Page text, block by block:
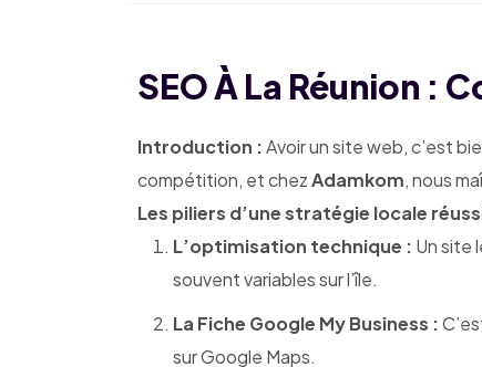
SEO À La Réunion :
Introduction :Avoir un site web, c’est
compétition, et chezAdamkom, nous
Les piliers d’une stratégie locale
L’optimisation technique : Un site
souvent variables sur l’île.
La Fiche Google My Business :
sur Google Maps.